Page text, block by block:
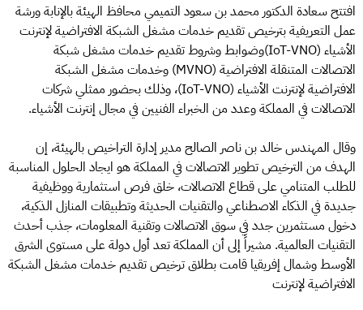
افتتح سعادة الدكتور محمد بن سعود التميمي محافظ الهيئة بالإنابة ورشة
عمل التعريفية بترخيص تقديم خدمات مشغل الشبكة الافتراضية لإنترنت
الأشياء (IoT-VNO)وضوابط وشروط تقديم خدمات مشغل شبكة
الاتصالات المتنقلة الافتراضية (MVNO) وخدمات مشغل الشبكة
الافتراضية لإنترنت الأشياء (IoT-VNO)، وذلك بحضور ممثلي شركات
الاتصالات في المملكة وعدد من الخبراء الفنيين في مجال إنترنت الأشياء.
وقال المهندس خالد بن ناصر الصالح مدير إدارة التراخيص بالهيئة، إن
الهدف من الترخيص تطوير الاتصالات في المملكة هو ايجاد الحلول المناسبة
للطلب المتنامي على قطاع الاتصالات، خلق فرص استثمارية ووظيفية
جديدة في الذكاء الاصطناعي والتقنيات الحديثة وتطبيقات المنازل الذكية،
دخول مستثمرين جدد في سوق الاتصالات وتقنية المعلومات، جذب أحدث
التقنيات العالمية. مشيراً إلى أن المملكة تعد أول دولة على مستوى الشرق
الأوسط وشمال إفريقيا قامت بطلاق ترخيص تقديم خدمات مشغل الشبكة
الافتراضية لإنترنت